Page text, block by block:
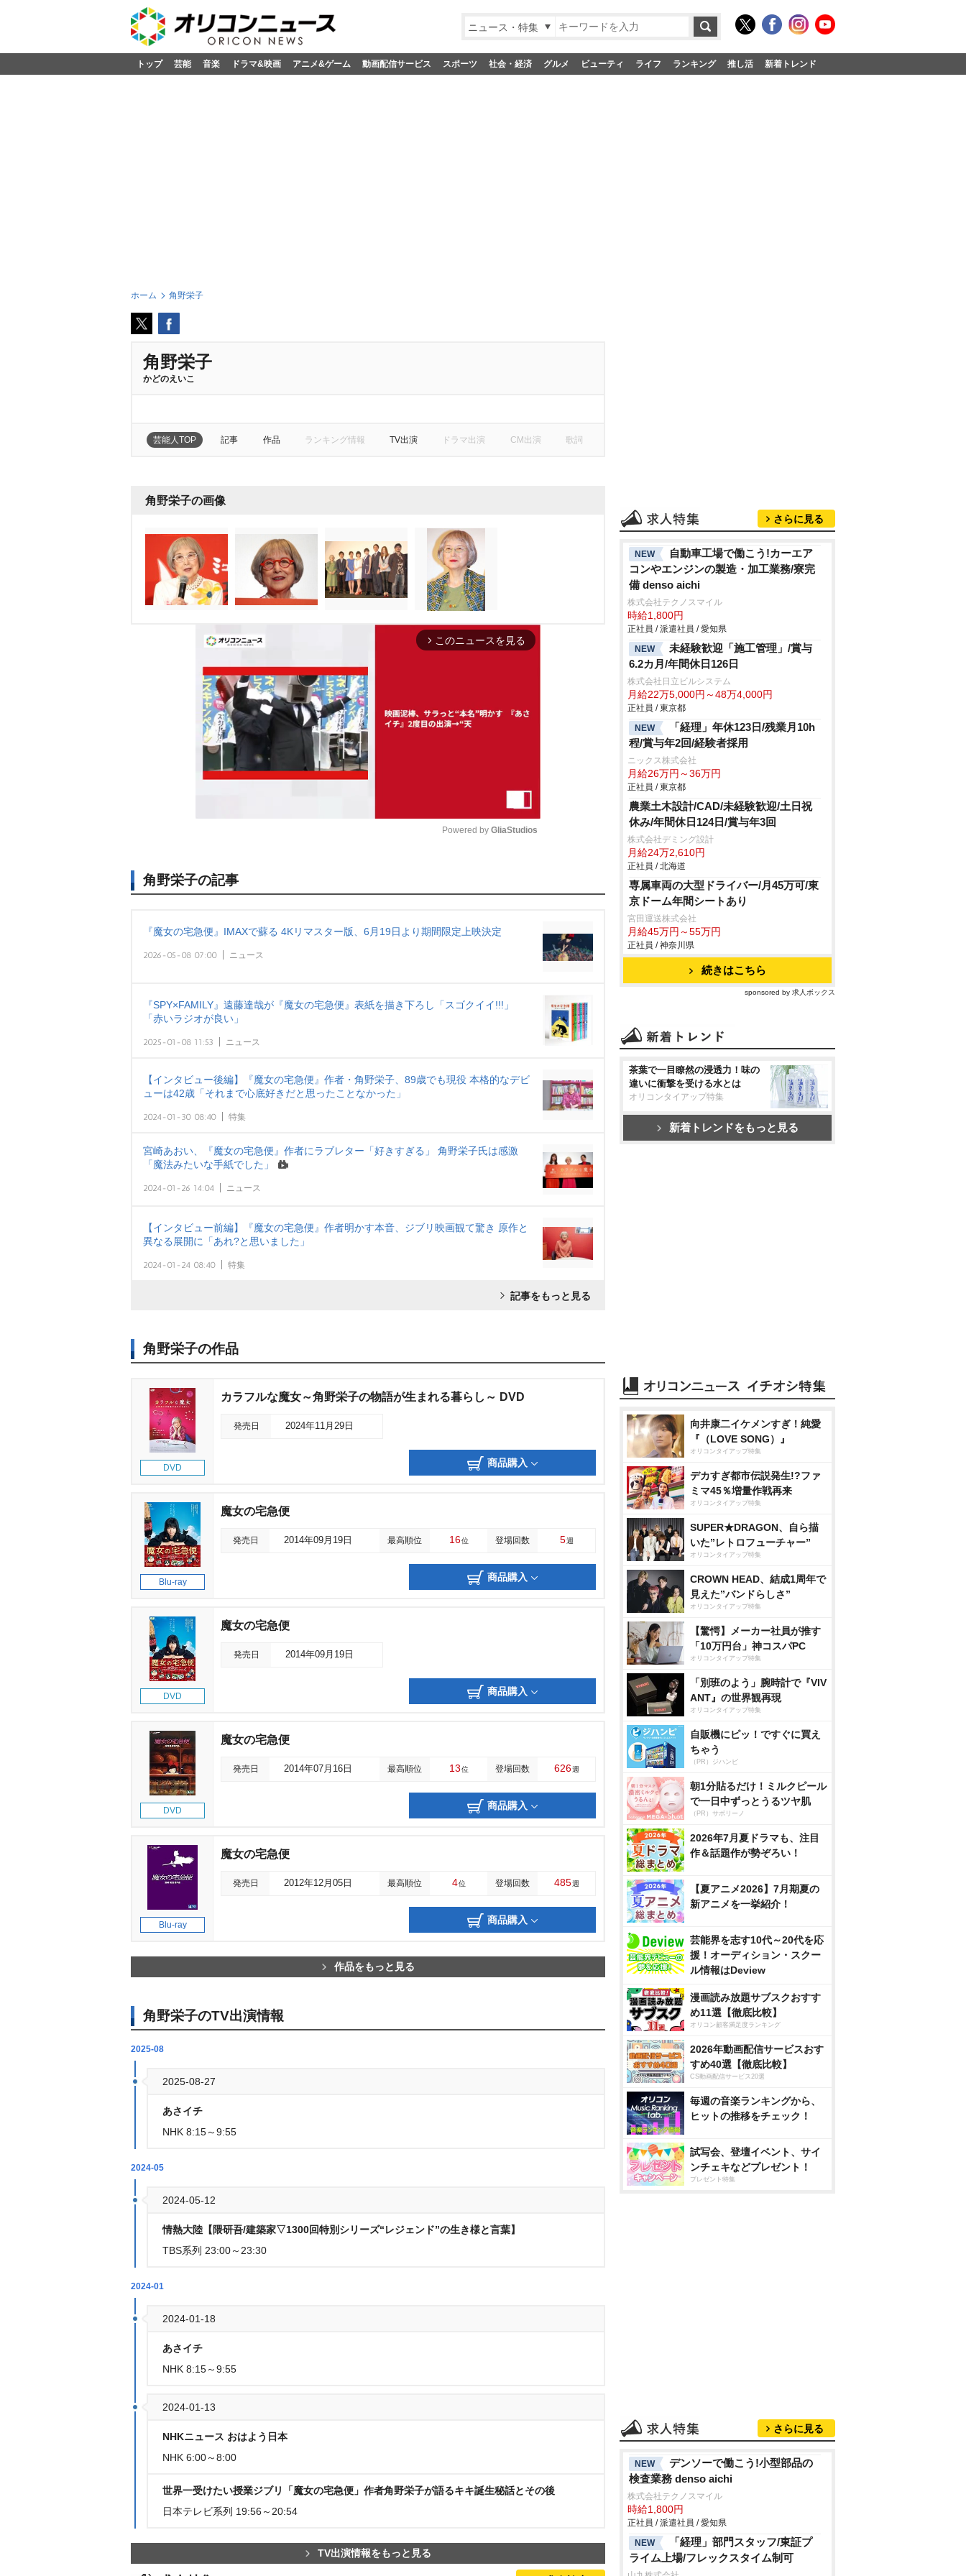
ニュース・特集
トップ 芸能 音楽 ドラマ&映画 アニメ&ゲーム 動画配信サービス スポーツ 社会・経済 グルメ ビューティ ライフ ランキング 推し活 新着トレンド
ホーム 角野栄子
角野栄子
かどのえいこ
芸能人TOP 記事 作品 ランキング情報 TV出演 ドラマ出演 CM出演 歌詞
角野栄子の画像
arrow_forward_ios このニュースを見る
u
e
Powered by GliaStudios
角野栄子の記事
『魔女の宅急便』IMAXで蘇る 4Kリマスター版、6月19日より期間限定上映決定
2026-05-08 07:00 ニュース
『SPY×FAMILY』遠藤達哉が『魔女の宅急便』表紙を描き下ろし「スゴクイイ!!!」
「赤いラジオが良い」
2025-01-08 11:53 ニュース
【インタビュー後編】『魔女の宅急便』作者・角野栄子、89歳でも現役 本格的なデビ
ューは42歳「それまで心底好きだと思ったことなかった」
2024-01-30 08:40 特集
宮崎あおい、『魔女の宅急便』作者にラブレター「好きすぎる」 角野栄子氏は感激
「魔法みたいな手紙でした」
2024-01-26 14:04 ニュース
【インタビュー前編】『魔女の宅急便』作者明かす本音、ジブリ映画観て驚き 原作と
異なる展開に「あれ?と思いました」
2024-01-24 08:40 特集
記事をもっと見る
角野栄子の作品
DVD
カラフルな魔女～角野栄子の物語が生まれる暮らし～ DVD
発売日 2024年11月29日
商品購入
Blu-ray
魔女の宅急便
発売日 2014年09月19日 最高順位 16位 登場回数 5週
商品購入
DVD
魔女の宅急便
発売日 2014年09月19日
商品購入
DVD
魔女の宅急便
発売日 2014年07月16日 最高順位 13位 登場回数 626週
商品購入
Blu-ray
魔女の宅急便
発売日 2012年12月05日 最高順位 4位 登場回数 485週
商品購入
作品をもっと見る
角野栄子のTV出演情報
2025-08
2025-08-27
あさイチ
NHK 8:15～9:55
2024-05
2024-05-12
情熱大陸【隈研吾/建築家▽1300回特別シリーズ“レジェンド”の生き様と言葉】
TBS系列 23:00～23:30
2024-01
2024-01-18
あさイチ
NHK 8:15～9:55
2024-01-13
NHKニュース おはよう日本
NHK 6:00～8:00
世界一受けたい授業ジブリ「魔女の宅急便」作者角野栄子が語るキキ誕生秘話とその後
日本テレビ系列 19:56～20:54
TV出演情報をもっと見る
さらに見る
NEW
自動車工場で働こう!カーエア
コンやエンジンの製造・加工業務/寮完
備 denso aichi
株式会社テクノスマイル
時給1,800円
正社員 / 派遣社員 / 愛知県
NEW
未経験歓迎「施工管理」/賞与
6.2カ月/年間休日126日
株式会社日立ビルシステム
月給22万5,000円～48万4,000円
正社員 / 東京都
NEW
「経理」年休123日/残業月10h
程/賞与年2回/経験者採用
ニックス株式会社
月給26万円～36万円
正社員 / 東京都
農業土木設計/CAD/未経験歓迎/土日祝
休み/年間休日124日/賞与年3回
株式会社デミング設計
月給24万2,610円
正社員 / 北海道
専属車両の大型ドライバー/月45万可/東
京ドーム年間シートあり
宮田運送株式会社
月給45万円～55万円
正社員 / 神奈川県
続きはこちら
sponsored by 求人ボックス
茶葉で一目瞭然の浸透力！味の
違いに衝撃を受ける水とは
オリコンタイアップ特集
新着トレンドをもっと見る
向井康二イケメンすぎ！純愛
『（LOVE SONG）』
オリコンタイアップ特集
デカすぎ都市伝説発生!?ファ
ミマ45％増量作戦再来
オリコンタイアップ特集
SUPER★DRAGON、自ら描
いた”レトロフューチャー”
オリコンタイアップ特集
CROWN HEAD、結成1周年で
見えた”バンドらしさ”
オリコンタイアップ特集
【驚愕】メーカー社員が推す
「10万円台」神コスパPC
オリコンタイアップ特集
「別班のよう」腕時計で『VIV
ANT』の世界観再現
オリコンタイアップ特集
自販機にピッ！ですぐに買え
ちゃう
（PR）ジハンピ
朝1分貼るだけ！ミルクピール
で一日中ずっとうるツヤ肌
（PR）サボリーノ
2026年7月夏ドラマも、注目
作＆話題作が勢ぞろい！
【夏アニメ2026】7月期夏の
新アニメを一挙紹介！
芸能界を志す10代～20代を応
援！オーディション・スクー
ル情報はDeview
漫画読み放題サブスクおすす
め11選【徹底比較】
オリコン顧客満足度ランキング
2026年動画配信サービスおす
すめ40選【徹底比較】
CS動画配信サービス20選
毎週の音楽ランキングから、
ヒットの推移をチェック！
試写会、登壇イベント、サイ
ンチェキなどプレゼント！
プレゼント特集
さらに見る
NEW
デンソーで働こう!小型部品の
検査業務 denso aichi
株式会社テクノスマイル
時給1,800円
正社員 / 派遣社員 / 愛知県
NEW
「経理」部門スタッフ/東証プ
ライム上場/フレックスタイム制可